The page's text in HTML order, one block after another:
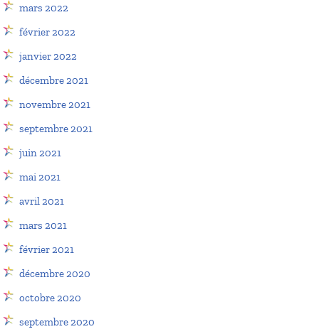
mars 2022
février 2022
janvier 2022
décembre 2021
novembre 2021
septembre 2021
juin 2021
mai 2021
avril 2021
mars 2021
février 2021
décembre 2020
octobre 2020
septembre 2020